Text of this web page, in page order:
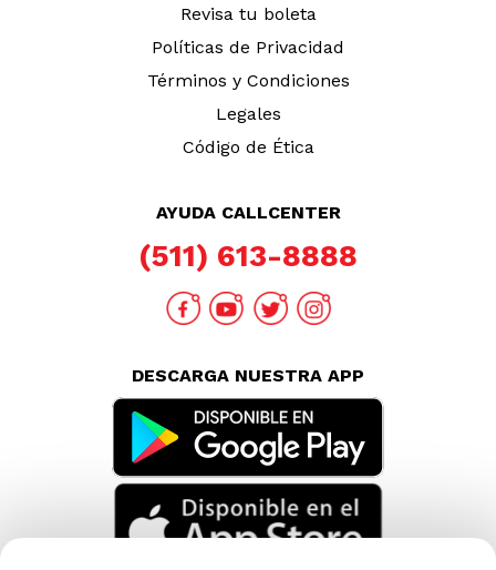
Revisa tu boleta
Políticas de Privacidad
Términos y Condiciones
Legales
Código de Ética
AYUDA CALLCENTER
(511) 613-8888
DESCARGA NUESTRA APP